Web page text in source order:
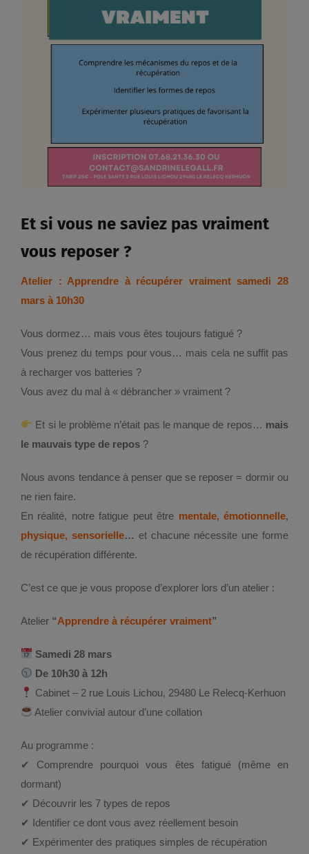
Et si vous ne saviez pas vraiment
vous reposer ?
Atelier : Apprendre à récupérer vraiment samedi 28
mars à 10h30
Vous dormez… mais vous êtes toujours fatigué ?
Vous prenez du temps pour vous… mais cela ne suffit pas
à recharger vos batteries ?
Vous avez du mal à « débrancher » vraiment ?
Et si le problème n’était pas le manque de repos… mais
le mauvais type de repos ?
Nous avons tendance à penser que se reposer = dormir ou
ne rien faire.
En réalité, notre fatigue peut être mentale, émotionnelle,
physique, sensorielle… et chacune nécessite une forme
de récupération différente.
C’est ce que je vous propose d’explorer lors d’un atelier :
Atelier “Apprendre à récupérer vraiment”
Samedi 28 mars
De 10h30 à 12h
Cabinet – 2 rue Louis Lichou, 29480 Le Relecq-Kerhuon
Atelier convivial autour d’une collation
Au programme :
✔ Comprendre pourquoi vous êtes fatigué (même en
dormant)
✔ Découvrir les 7 types de repos
✔ Identifier ce dont vous avez réellement besoin
✔ Expérimenter des pratiques simples de récupération